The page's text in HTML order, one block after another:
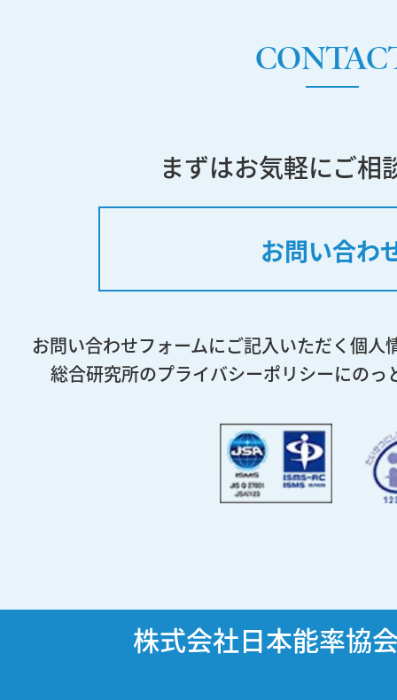
まずはお気軽にご相
お問い合わ
お問い合わせフォームにご記入いただく個人
総合研究所のプライバシーポリシーにのっ
株式会社日本能率協